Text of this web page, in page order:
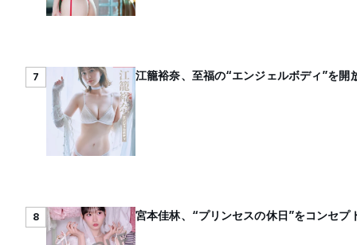
7 江籠裕奈、至福の“エンジェルボディ”を
8 宮本佳林、“プリンセスの休日”をコンセ